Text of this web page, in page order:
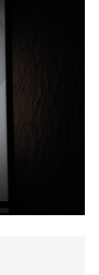
この潤沢なお湯
ネーミングのお
す🔫
と掲示があり、
でたまに茶色い
らは鉄分を除去
したものでしょ
人的には良きで
かな。ひんやり
。
では30℃くらい
ちょうど良い温
ンチや椅子があ
構ホワイトアウ
るくなくて良い
ールダウン。
。。
しい。
ラドライ系で懐
感じ。
んがマット直し
って懐かしい。